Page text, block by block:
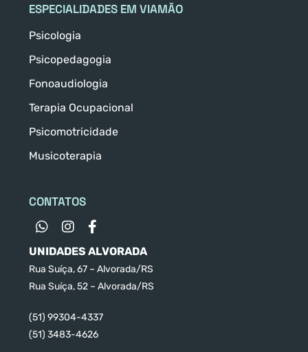
ESPECIALIDADES EM VIAMÃO
Psicologia
Psicopedagogia
Fonoaudiologia
Terapia Ocupacional
Psicomotricidade
Musicoterapia
CONTATOS
UNIDADES ALVORADA
Rua Suíça, 67 – Alvorada/RS
Rua Suíça, 52 – Alvorada/RS
(51) 99304-4337
(51) 3483-4626